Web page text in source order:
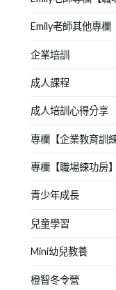
Emily老師其他專欄
企業培訓
成人課程
成人培訓心得分享
專欄【企業教育訓練
專欄【職場練功房】
青少年成長
兒童學習
Mini幼兒教養
橙智冬令營